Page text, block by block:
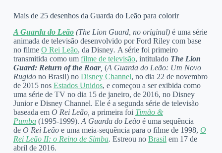
Mais de 25 desenhos da Guarda do Leão para colorir
A Guarda do Leão (The Lion Guard, no original) é uma série
animada de televisão desenvolvido por Ford Riley com base
no filme O Rei Leão, da Disney. A série foi primeiro
transmitida como um filme de televisão, intitulado The Lion
Guard: Return of the Roar, (A Guarda do Leão: Um Novo
Rugidono Brasil) no Disney Channel, no dia 22 de novembro
de 2015 nos Estados Unidos, e começou a ser exibida como
uma série de TV no dia 15 de janeiro, de 2016, no Disney
Junior e Disney Channel. Ele é a segunda série de televisão
baseada em O Rei Leão, a primeira foi Timão &
Pumba(1995-1999). A Guarda do Leãoé uma sequência
de O Rei Leãoe uma meia-sequência para o filme de 1998, O
Rei Leão II: o Reino de Simba. Estreou no Brasil em 17 de
abril de 2016.